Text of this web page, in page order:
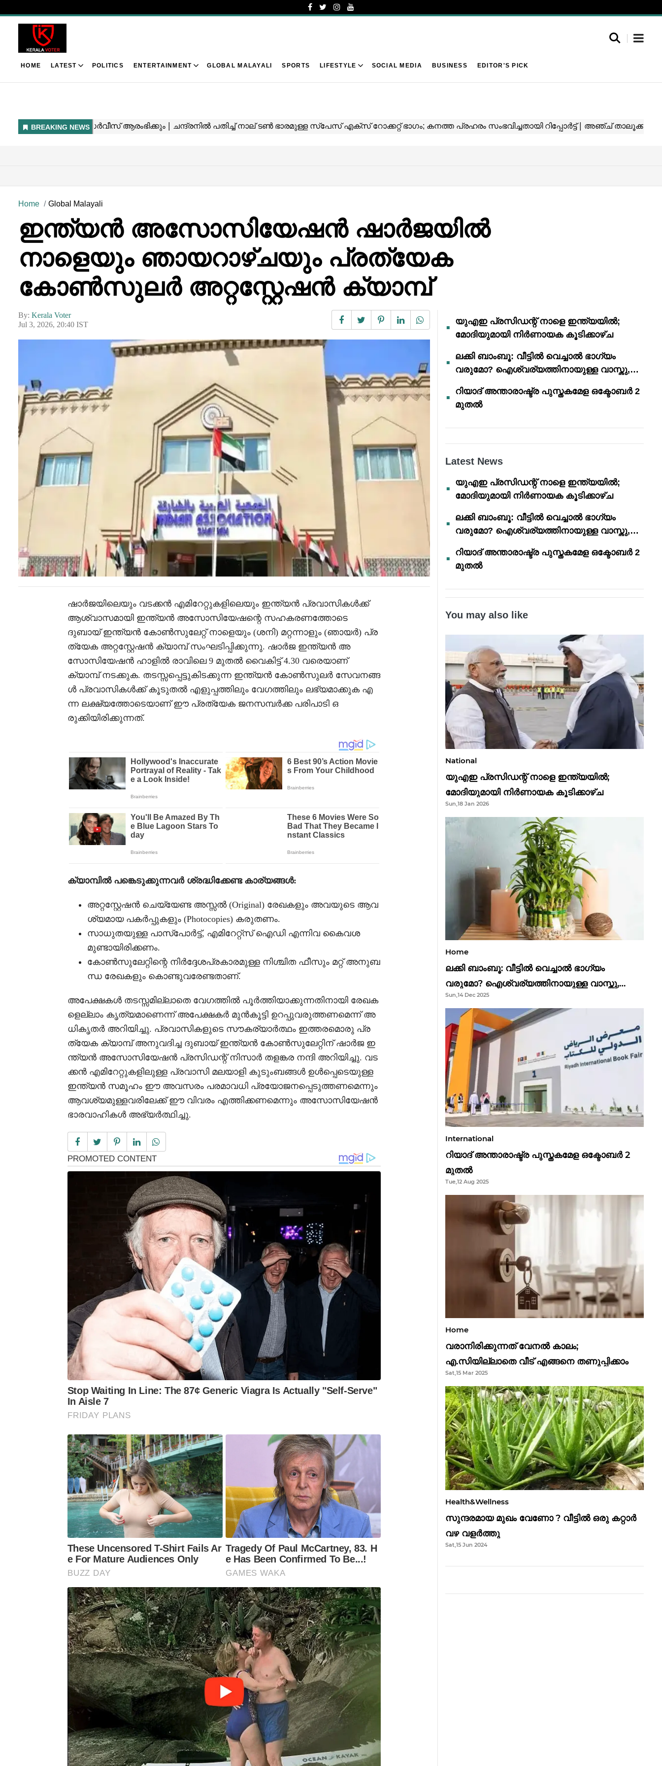
HOME LATEST POLITICS ENTERTAINMENT GLOBAL MALAYALI SPORTS LIFESTYLE SOCIAL MEDIA BUSINESS EDITOR'S PICK
Home Global Malayali
ഇന്ത്യൻ അസോസിയേഷൻ ഷാർജയിൽ
നാളെയും ഞായറാഴ്ചയും പ്രത്യേക
കോൺസുലർ അറ്റസ്റ്റേഷൻ ക്യാമ്പ്
By: Kerala Voter
Jul 3, 2026, 20:40 IST
ഷാർജയിലെയും വടക്കൻ എമിറേറ്റുകളിലെയും ഇന്ത്യൻ പ്രവാസികൾക്ക്
ആശ്വാസമായി ഇന്ത്യൻ അസോസിയേഷന്റെ സഹകരണത്തോടെ
ദുബായ് ഇന്ത്യൻ കോൺസുലേറ്റ് നാളെയും (ശനി) മറ്റന്നാളും (ഞായർ) പ്ര
ത്യേക അറ്റസ്റ്റേഷൻ ക്യാമ്പ് സംഘടിപ്പിക്കുന്നു. ഷാർജ ഇന്ത്യൻ അ
സോസിയേഷൻ ഹാളിൽ രാവിലെ 9 മുതൽ വൈകിട്ട് 4.30 വരെയാണ്
ക്യാമ്പ് നടക്കുക. തടസ്സപ്പെട്ടുകിടക്കുന്ന ഇന്ത്യൻ കോൺസുലർ സേവനങ്ങ
ൾ പ്രവാസികൾക്ക് കൂടുതൽ എളുപ്പത്തിലും വേഗത്തിലും ലഭ്യമാക്കുക എ
ന്ന ലക്ഷ്യത്തോടെയാണ് ഈ പ്രത്യേക ജനസമ്പർക്ക പരിപാടി ഒ
രുക്കിയിരിക്കുന്നത്.
ക്യാമ്പിൽ പങ്കെടുക്കുന്നവർ ശ്രദ്ധിക്കേണ്ട കാര്യങ്ങൾ:
അറ്റസ്റ്റേഷൻ ചെയ്യേണ്ട അസ്സൽ (Original) രേഖകളും അവയുടെ ആവ
ശ്യമായ പകർപ്പുകളും (Photocopies) കരുതണം.
സാധുതയുള്ള പാസ്‌പോർട്ട്, എമിറേറ്റ്സ് ഐഡി എന്നിവ കൈവശ
മുണ്ടായിരിക്കണം.
കോൺസുലേറ്റിന്റെ നിർദ്ദേശപ്രകാരമുള്ള നിശ്ചിത ഫീസും മറ്റ് അനുബ
ന്ധ രേഖകളും കൊണ്ടുവരേണ്ടതാണ്.
അപേക്ഷകൾ തടസ്സമില്ലാതെ വേഗത്തിൽ പൂർത്തിയാക്കുന്നതിനായി രേഖക
ളെല്ലാം കൃത്യമാണെന്ന് അപേക്ഷകർ മുൻകൂട്ടി ഉറപ്പുവരുത്തണമെന്ന് അ
ധികൃതർ അറിയിച്ചു. പ്രവാസികളുടെ സൗകര്യാർത്ഥം ഇത്തരമൊരു പ്ര
ത്യേക ക്യാമ്പ് അനുവദിച്ച ദുബായ് ഇന്ത്യൻ കോൺസുലേറ്റിന് ഷാർജ ഇ
ന്ത്യൻ അസോസിയേഷൻ പ്രസിഡന്റ് നിസാർ തളങ്കര നന്ദി അറിയിച്ചു. വട
ക്കൻ എമിറേറ്റുകളിലുള്ള പ്രവാസി മലയാളി കുടുംബങ്ങൾ ഉൾപ്പെടെയുള്ള
ഇന്ത്യൻ സമൂഹം ഈ അവസരം പരമാവധി പ്രയോജനപ്പെടുത്തണമെന്നും
ആവശ്യമുള്ളവരിലേക്ക് ഈ വിവരം എത്തിക്കണമെന്നും അസോസിയേഷൻ
ഭാരവാഹികൾ അഭ്യർത്ഥിച്ചു.
യുഎഇ പ്രസിഡന്റ് നാളെ ഇന്ത്യയിൽ;
മോദിയുമായി നിർണായക കൂടിക്കാഴ്ച
ലക്കി ബാംബൂ: വീട്ടിൽ വെച്ചാൽ ഭാഗ്യം
വരുമോ? ഐശ്വര്യത്തിനായുള്ള വാസ്തു,
റിയാദ് അന്താരാഷ്ട്ര പുസ്തകമേള ഒക്ടോബർ 2
മുതൽ
Latest News
യുഎഇ പ്രസിഡന്റ് നാളെ ഇന്ത്യയിൽ;
മോദിയുമായി നിർണായക കൂടിക്കാഴ്ച
ലക്കി ബാംബൂ: വീട്ടിൽ വെച്ചാൽ ഭാഗ്യം
വരുമോ? ഐശ്വര്യത്തിനായുള്ള വാസ്തു,
റിയാദ് അന്താരാഷ്ട്ര പുസ്തകമേള ഒക്ടോബർ 2
മുതൽ
You may also like
National
യുഎഇ പ്രസിഡന്റ് നാളെ ഇന്ത്യയിൽ;
മോദിയുമായി നിർണായക കൂടിക്കാഴ്ച
Sun,18 Jan 2026
Home
ലക്കി ബാംബൂ: വീട്ടിൽ വെച്ചാൽ ഭാഗ്യം
വരുമോ? ഐശ്വര്യത്തിനായുള്ള വാസ്തു,
ഫെങ് ഷൂയി വിശ്വാസങ്ങൾ
Sun,14 Dec 2025
International
റിയാദ് അന്താരാഷ്ട്ര പുസ്തകമേള ഒക്ടോബർ 2
മുതൽ
Tue,12 Aug 2025
Home
വരാനിരിക്കുന്നത് വേനൽ കാലം;
എ.സിയില്ലാതെ വീട് എങ്ങനെ തണുപ്പിക്കാം
Sat,15 Mar 2025
Health&Wellness
സുന്ദരമായ മുഖം വേണോ ? വീട്ടിൽ ഒരു കറ്റാർ
വഴ വളർത്തു
Sat,15 Jun 2024